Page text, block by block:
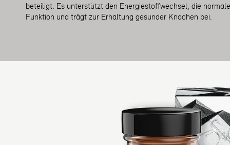
beteiligt. Es unterstützt den Energiestoffwechsel, die
Funktion und trägt zur Erhaltung gesunder Knochen bei.